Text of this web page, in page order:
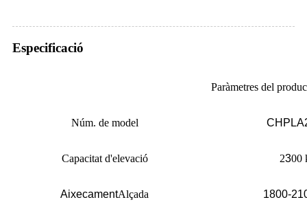
Especificació
Paràmetres del
Núm. de model
Capacitat d'elevació 2300
AixecamentAlçada 1800-